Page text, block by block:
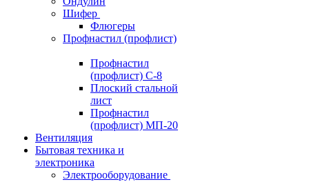
Шифер
Флюгеры
Профнастил (профлист)
Профнастил
(профлист) С-8
Плоский стальной
лист
Профнастил
(профлист) МП-20
Вентиляция
Бытовая техника и
электроника
Электрооборудование